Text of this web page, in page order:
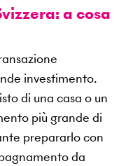
a cosa
investimento.
di una casa o un
più grande di
prepararlo con
da